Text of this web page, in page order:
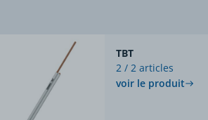
TBT
2 / 2 articles
voir le produit